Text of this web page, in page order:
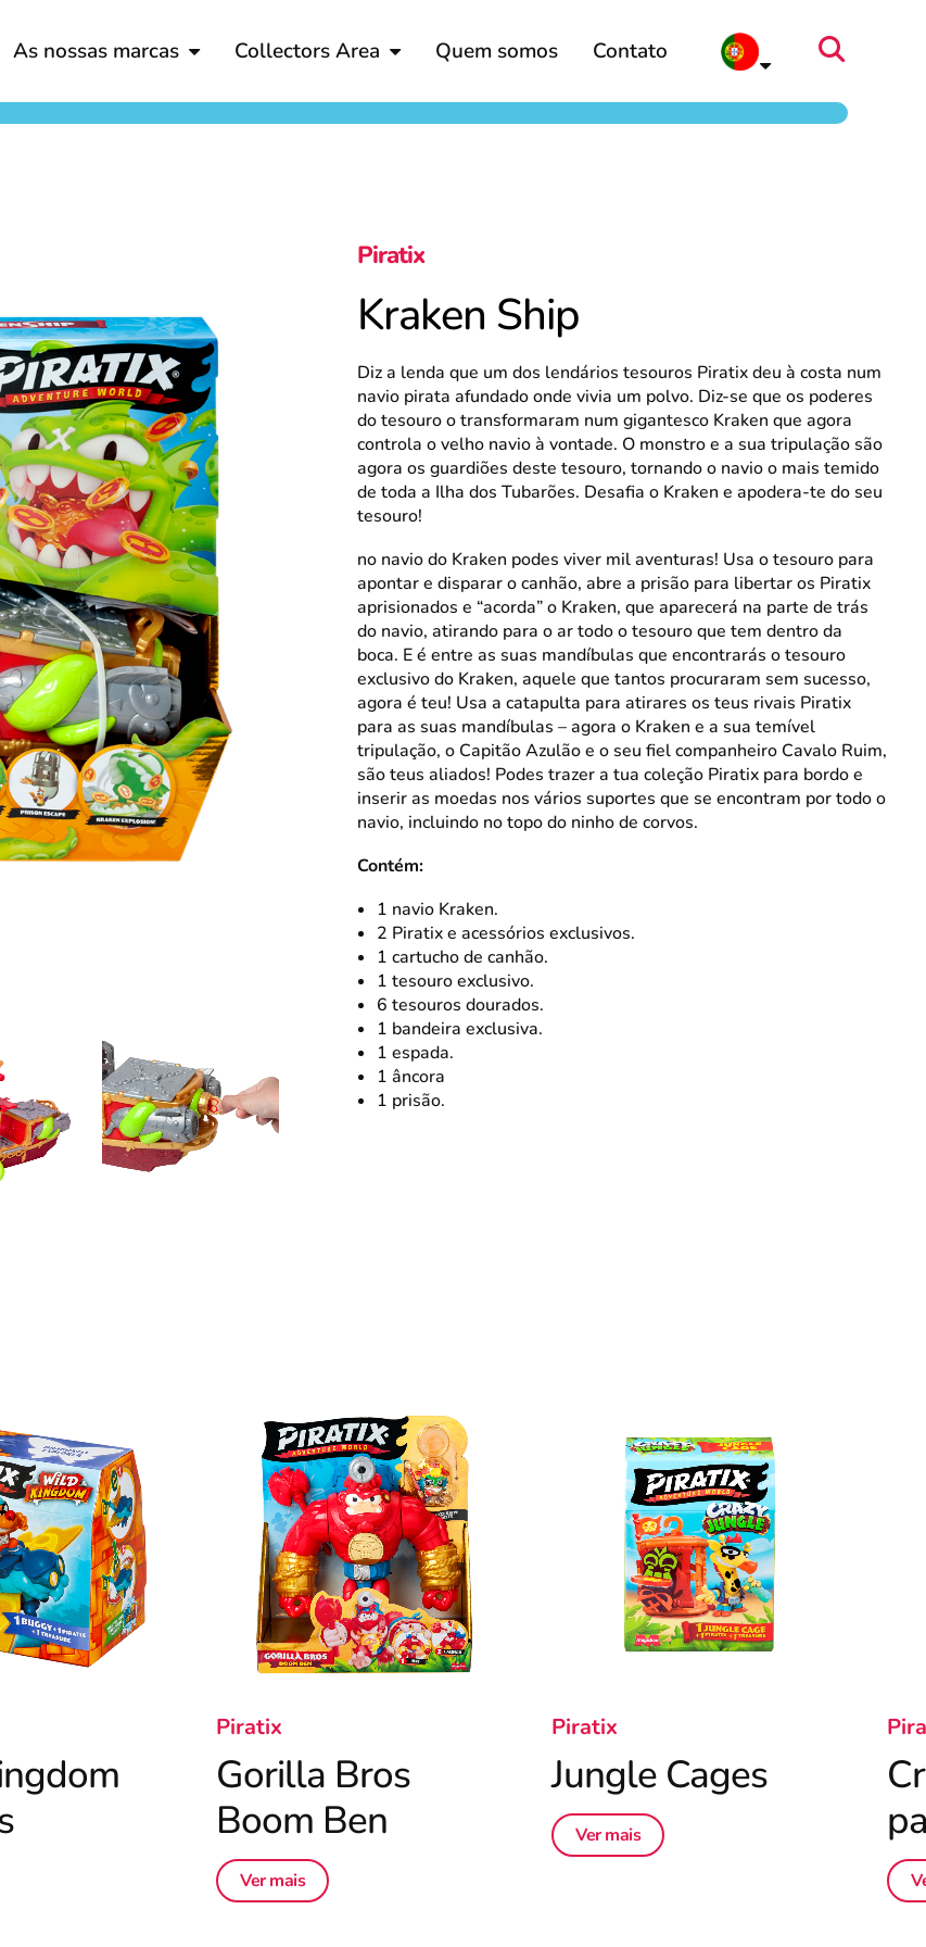
As nossas marcas Collectors Area Quem somos Contato
Piratix
Kraken Ship
Diz a lenda que um dos lendários tesouros Piratix deu à costa num
navio pirata afundado onde vivia um polvo. Diz-se que os poderes
do tesouro o transformaram num gigantesco Kraken que agora
controla o velho navio à vontade. O monstro e a sua tripulação são
agora os guardiões deste tesouro, tornando o navio o mais temido
de toda a Ilha dos Tubarões. Desafia o Kraken e apodera-te do seu
tesouro!
no navio do Kraken podes viver mil aventuras! Usa o tesouro para
apontar e disparar o canhão, abre a prisão para libertar os Piratix
aprisionados e “acorda” o Kraken, que aparecerá na parte de trás
do navio, atirando para o ar todo o tesouro que tem dentro da
boca. E é entre as suas mandíbulas que encontrarás o tesouro
exclusivo do Kraken, aquele que tantos procuraram sem sucesso,
agora é teu! Usa a catapulta para atirares os teus rivais Piratix
para as suas mandíbulas – agora o Kraken e a sua temível
tripulação, o Capitão Azulão e o seu fiel companheiro Cavalo Ruim,
são teus aliados! Podes trazer a tua coleção Piratix para bordo e
inserir as moedas nos vários suportes que se encontram por todo o
navio, incluindo no topo do ninho de corvos.
Contém:
1 navio Kraken.
2 Piratix e acessórios exclusivos.
1 cartucho de canhão.
1 tesouro exclusivo.
6 tesouros dourados.
1 bandeira exclusiva.
1 espada.
1 âncora
1 prisão.
Piratix
Gorilla Bros
Boom Ben
Ver mais
Piratix
Jungle Cages
Ver mais